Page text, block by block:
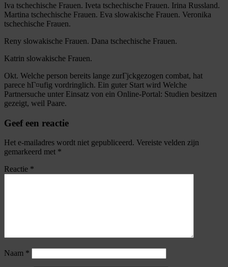
Iva tschechische Frauen. Iveta tschechische Frauen. Irina Russland.
Martina tschechische Frauen. Eva slowakische Frauen. Veronika
tschechische Frauen.
Reny slowakische Frauen. Dana tschechische Frauen.
Katrin slowakische Frauen.
Okt. Welche person bereits lange zurГјckgezogen combat, hat
parece hГ¤ufig vordringlich. Ein guter Start wird Welche
Partnersuche unter Einsatz von ein Online-Portal: Studien besitzen
gezeigt, weil Paare.
Geef een reactie
Het e-mailadres wordt niet gepubliceerd. Vereiste velden zijn
gemarkeerd met *
Reactie *
Naam *